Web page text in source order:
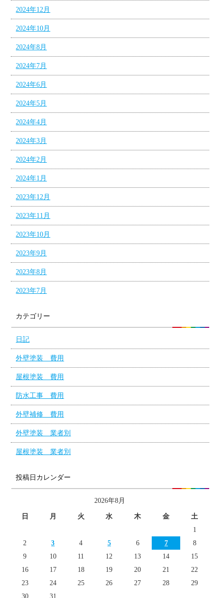
2024年12月
2024年10月
2024年8月
2024年7月
2024年6月
2024年5月
2024年4月
2024年3月
2024年2月
2024年1月
2023年12月
2023年11月
2023年10月
2023年9月
2023年8月
2023年7月
カテゴリー
日記
外壁塗装 費用
屋根塗装 費用
防水工事 費用
外壁補修 費用
外壁塗装 業者別
屋根塗装 業者別
投稿日カレンダー
2026年8月
日 月 火 水 木 金
土
1
2
3 4 5 6 7
8
9
10 11 12 13 14
15
16
17 18 19 20 21
22
23
24 25 26 27 28
29
30
31